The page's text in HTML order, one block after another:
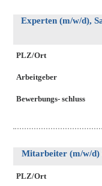
Experten (m/w/d),
PLZ/Ort
Arbeitgeber
Bewerbungs- schluss
Mitarbeiter (m/w/d)
PLZ/Ort